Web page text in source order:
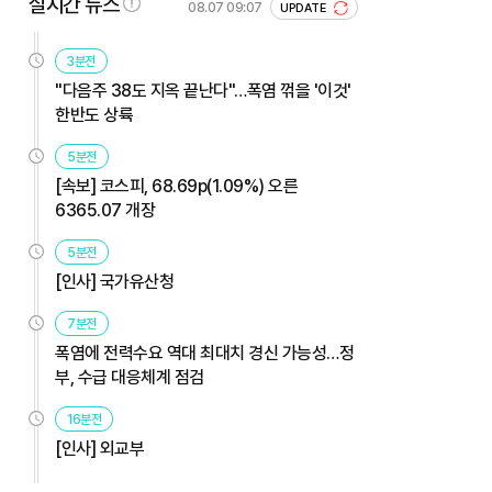
08.07 09:07 UPDATE
3분전
"다음주 38도 지옥 끝난다"…폭염 꺾을 '이것'
한반도 상륙
5분전
[속보] 코스피, 68.69p(1.09%) 오른
6365.07 개장
5분전
[인사] 국가유산청
7분전
폭염에 전력수요 역대 최대치 경신 가능성…정
부, 수급 대응체계 점검
16분전
[인사] 외교부